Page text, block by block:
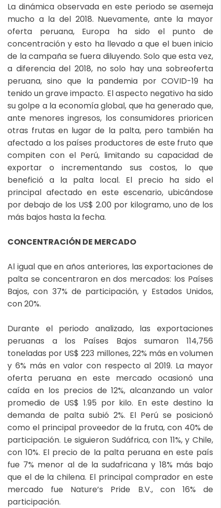
La dinámica observada en este periodo se asemeja
mucho a la del 2018. Nuevamente, ante la mayor
oferta peruana, Europa ha sido el punto de
concentración y esto ha llevado a que el buen inicio
de la campaña se fuera diluyendo. Solo que esta vez,
a diferencia del 2018, no solo hay una sobreoferta
peruana, sino que la pandemia por COVID-19 ha
tenido un grave impacto. El aspecto negativo ha sido
su golpe a la economía global, que ha generado que,
ante menores ingresos, los consumidores prioricen
otras frutas en lugar de la palta, pero también ha
afectado a los países productores de este fruto que
compiten con el Perú, limitando su capacidad de
exportar o incrementando sus costos, lo que
benefició a la palta local. El precio ha sido el
principal afectado en este escenario, ubicándose
por debajo de los US$ 2.00 por kilogramo, uno de los
más bajos hasta la fecha.
CONCENTRACIÓN DE MERCADO
Al igual que en años anteriores, las exportaciones de
palta se concentraron en dos mercados: los Países
Bajos, con 37% de participación, y Estados Unidos,
con 20%.
Durante el periodo analizado, las exportaciones
peruanas a los Países Bajos sumaron 114,756
toneladas por US$ 223 millones, 22% más en volumen
y 6% más en valor con respecto al 2019. La mayor
oferta peruana en este mercado ocasionó una
caída en los precios de 12%, alcanzando un valor
promedio de US$ 1.95 por kilo. En este destino la
demanda de palta subió 2%. El Perú se posicionó
como el principal proveedor de la fruta, con 40% de
participación. Le siguieron Sudáfrica, con 11%, y Chile,
con 10%. El precio de la palta peruana en este país
fue 7% menor al de la sudafricana y 18% más bajo
que el de la chilena. El principal comprador en este
mercado fue Nature’s Pride B.V., con 16% de
participación.